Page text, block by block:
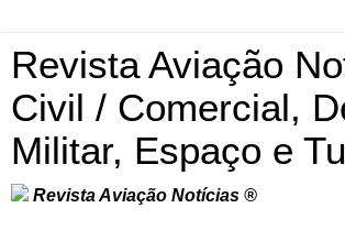
Revista Aviação
Civil / Comercial,
Militar, Espaço e
Revista Aviação Notícias ®